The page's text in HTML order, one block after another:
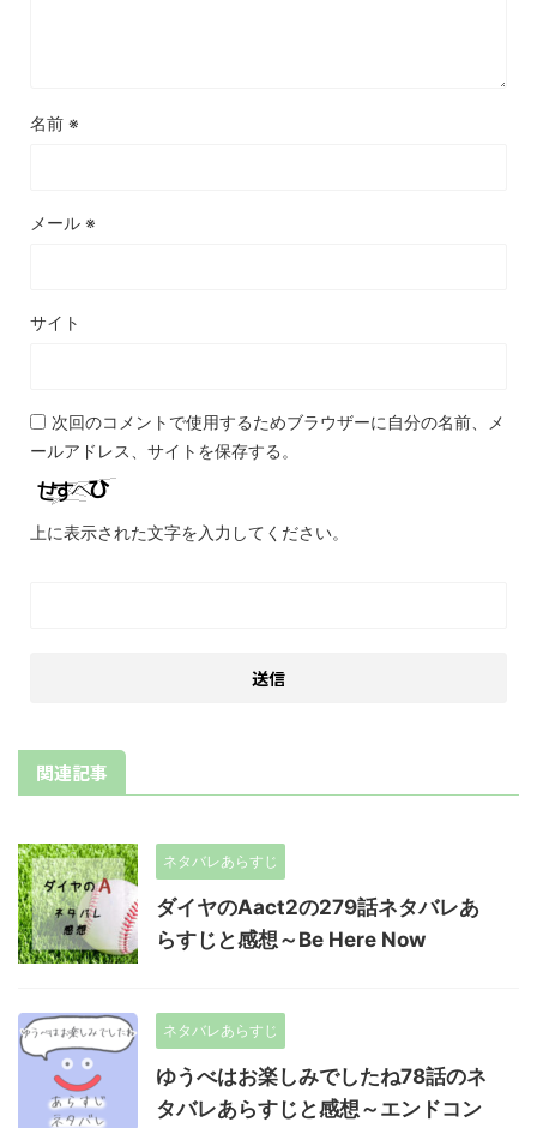
名前 ※
メール ※
サイト
次回のコメントで使用するためブラウザーに自分の名前、メ
ールアドレス、サイトを保存する。
上に表示された文字を入力してください。
関連記事
ネタバレあらすじ
ダイヤのAact2の279話ネタバレあ
らすじと感想～Be Here Now
ネタバレあらすじ
ゆうべはお楽しみでしたね78話のネ
タバレあらすじと感想～エンドコン